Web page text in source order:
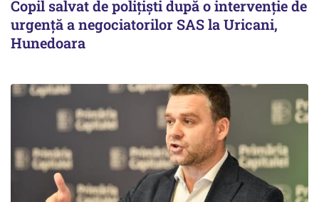
Copil salvat de polițiști după o intervenție de
urgență a negociatorilor SAS la Uricani,
Hunedoara